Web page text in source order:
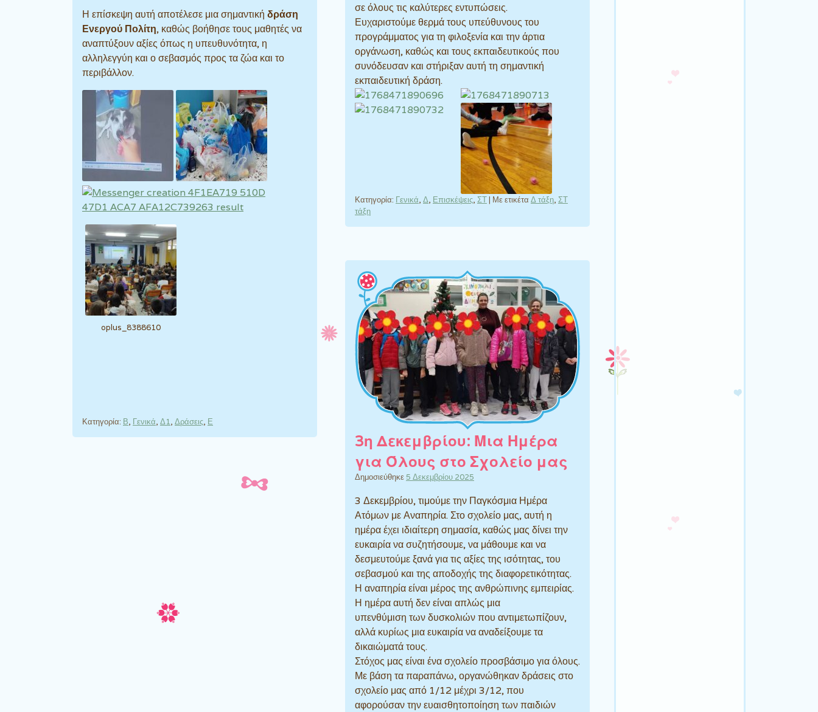
Η επίσκεψη αυτή αποτέλεσε μια σημαντική δράση
Ενεργού Πολίτη, καθώς βοήθησε τους μαθητές να
αναπτύξουν αξίες όπως η υπευθυνότητα, η
αλληλεγγύη και ο σεβασμός προς τα ζώα και το
περιβάλλον.
oplus_8388610
Κατηγορία: Β, Γενικά, Δ1, Δράσεις, Ε
σε όλους τις καλύτερες εντυπώσεις.
Ευχαριστούμε θερμά τους υπεύθυνους του
προγράμματος για τη φιλοξενία και την άρτια
οργάνωση, καθώς και τους εκπαιδευτικούς που
συνόδευσαν και στήριξαν αυτή τη σημαντική
εκπαιδευτική δράση.
Κατηγορία: Γενικά, Δ, Επισκέψεις, ΣΤ| Με ετικέτα Δ τάξη, ΣΤ
τάξη
3η Δεκεμβρίου: Μια Ημέρα
για Όλους στο Σχολείο μας
Δημοσιεύθηκε 5 Δεκεμβρίου 2025
3 Δεκεμβρίου, τιμούμε την Παγκόσμια Ημέρα
Ατόμων με Αναπηρία. Στο σχολείο μας, αυτή η
ημέρα έχει ιδιαίτερη σημασία, καθώς μας δίνει την
ευκαιρία να συζητήσουμε, να μάθουμε και να
δεσμευτούμε ξανά για τις αξίες της ισότητας, του
σεβασμού και της αποδοχής της διαφορετικότητας.
Η αναπηρία είναι μέρος της ανθρώπινης εμπειρίας.
Η ημέρα αυτή δεν είναι απλώς μια
υπενθύμιση των δυσκολιών που αντιμετωπίζουν,
αλλά κυρίως μια ευκαιρία να αναδείξουμε τα
δικαιώματά τους.
Στόχος μας είναι ένα σχολείο προσβάσιμο για όλους.
Με βάση τα παραπάνω, οργανώθηκαν δράσεις στο
σχολείο μας από 1/12 μέχρι 3/12, που
αφορούσαν την ευαισθητοποίηση των παιδιών